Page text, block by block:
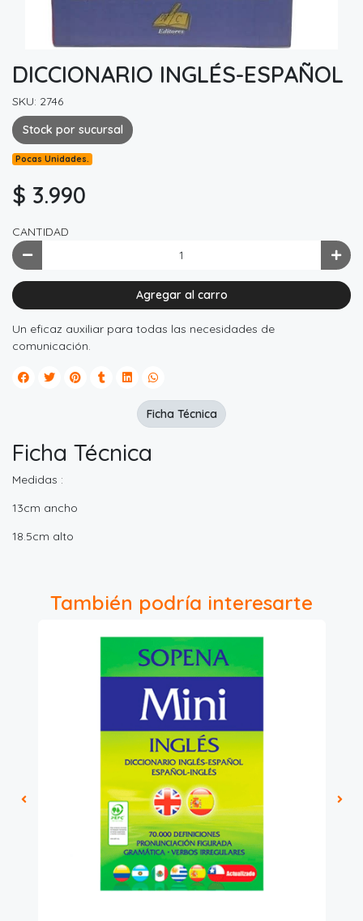
DICCIONARIO INGLÉS-ESPAÑOL
SKU: 2746
Stock por sucursal
Pocas Unidades.
$ 3.990
CANTIDAD
Agregar al carro
Un eficaz auxiliar para todas las necesidades de
comunicación.
Ficha Técnica
Medidas :
13cm ancho
18.5cm alto
Ficha Técnica
También podría interesarte